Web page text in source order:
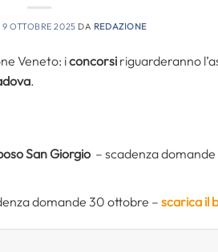
9 OTTOBRE 2025 DA REDAZIONE
Veneto: iconcorsi riguarderanno
.
San Giorgio– scadenza domande
domande 30 ottobre – scarica il